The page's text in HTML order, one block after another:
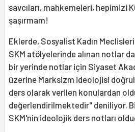
savcıları, mahkemeleri, hepimizi
şaşırmam!
Eklerde, Sosyalist Kadın
SKM atölyelerinde alınan notlar
bir yerinde notlar için Siyaset
üzerine Marksizm ideolojisi
ders olarak verilen konulardan
değerlendirilmektedir" deniliyor.
SKM'nin ideolojik ders notları